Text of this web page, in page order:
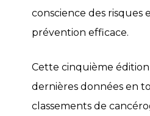
conscience des
prévention efficace.
Cette cinquième
dernières données en
classements de